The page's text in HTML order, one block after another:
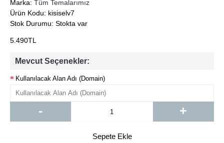
Marka: Tüm Temalarımız
Ürün Kodu: kisiselv7
Stok Durumu: Stokta var
5.490TL
Mevcut Seçenekler:
Kullanılacak Alan Adı (Domain)
- +
Sepete Ekle